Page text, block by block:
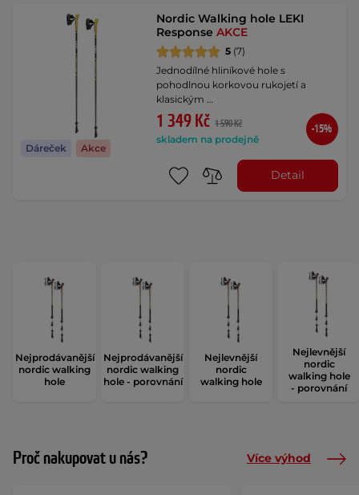
Dáreček Akce
Nordic Walking hole LEKI
ResponseAKCE
5 (7)
Jednodílné hliníkové hole s
pohodlnou korkovou rukojetí a
klasickým …
1 349 Kč 1 590 Kč
skladem na prodejně
-15%
Detail
Nejprodávanější
nordic walking
hole
Nejprodávanější
nordic walking
hole - porovnání
Nejlevnější
nordic
walking hole
Nejlevnější
nordic
walking hole
- porovnání
Proč nakupovat u nás? Více výhod